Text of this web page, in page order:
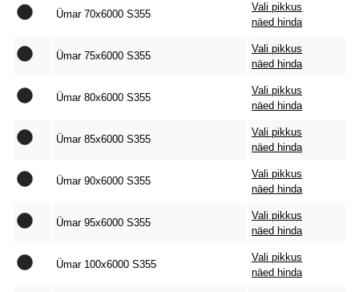
Ümar 70x6000 S355
Vali pikkus
näed hinda
Ümar 75x6000 S355
Vali pikkus
näed hinda
Ümar 80x6000 S355
Vali pikkus
näed hinda
Ümar 85x6000 S355
Vali pikkus
näed hinda
Ümar 90x6000 S355
Vali pikkus
näed hinda
Ümar 95x6000 S355
Vali pikkus
näed hinda
Ümar 100x6000 S355
Vali pikkus
näed hinda